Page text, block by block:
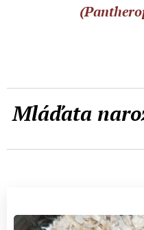
Mláďata